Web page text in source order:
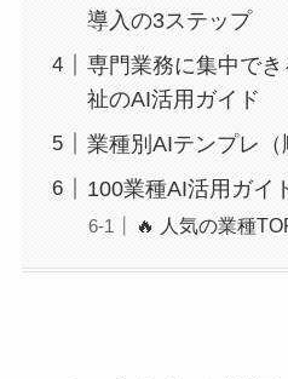
導入の3ステップ
専門業務に集中で
祉のAI活用ガイド
業種別AIテンプレ（
100業種AI活用ガイ
🔥 人気の業種